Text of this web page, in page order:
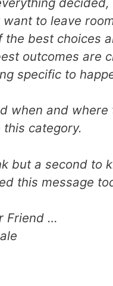
to leave
best choices
outcomes are
specific to
when and where
category.
but a second to
this message
Friend …